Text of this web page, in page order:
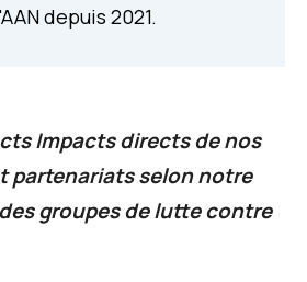
depuis 2021.
Impacts directs de nos
partenariats selon notre
groupes de lutte contre